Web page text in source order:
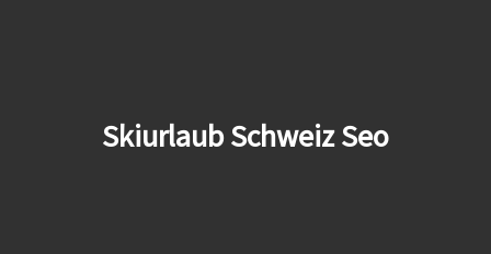
Skiurlaub Schweiz Seo